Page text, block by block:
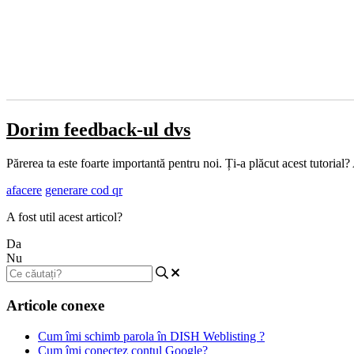
Dorim feedback-ul dvs
Părerea ta este foarte importantă pentru noi. Ți-a plăcut acest
afacere generare cod qr
A fost util acest articol?
Da
Nu
Articole conexe
Cum îmi schimb parola în DISH Weblisting ?
Cum îmi conectez contul Google?